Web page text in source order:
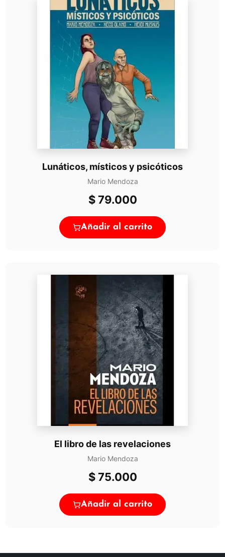
Lunáticos, místicos y psicóticos
Mario Mendoza
$79.000
Añadir al carrito
El libro de las revelaciones
Mario Mendoza
$75.000
Añadir al carrito